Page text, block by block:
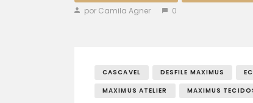
por Camila Agner 0
CASCAVEL DESFILE MAXIMUS
MAXIMUS ATELIER
MAXIMUS